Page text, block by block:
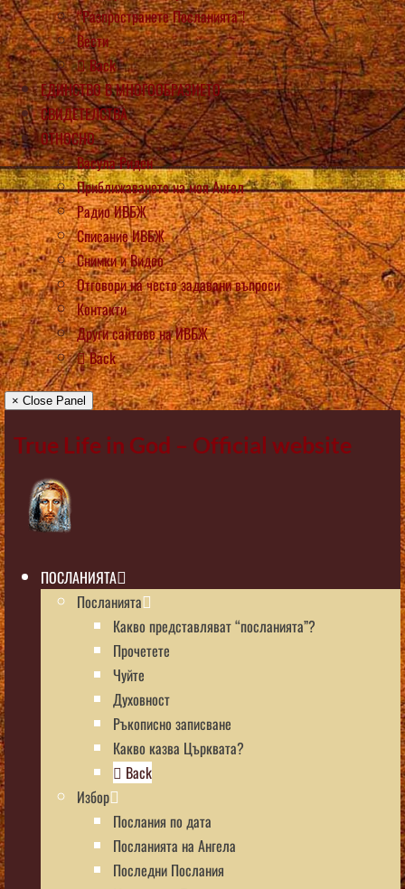
“Разпространете Посланията”!
Вести
Back
ЕДИНСТВО В МНОГООБРАЗИЕТО
СВИДЕТЕЛСТВА
ОТНОСНО
Васула Риден
Приближаването на моя Ангел
Радио ИВБЖ
Списание ИВБЖ
Снимки и Видео
Отговори на често задавани въпроси
Контакти
Други сайтове на ИВБЖ
Back
× Close Panel
True Life in God – Official website
ПОСЛАНИЯТА
Посланията
Какво представляват “посланията”?
Прочетете
Чуйте
Духовност
Ръкописно записване
Какво казва Църквата?
Back
Избор
Послания по дата
Посланията на Ангела
Последни Послания